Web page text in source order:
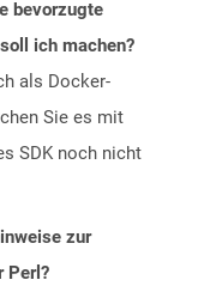
bevorzugte
ich machen?
als Docker-
Sie es mit
SDK noch nicht
zur
Perl?